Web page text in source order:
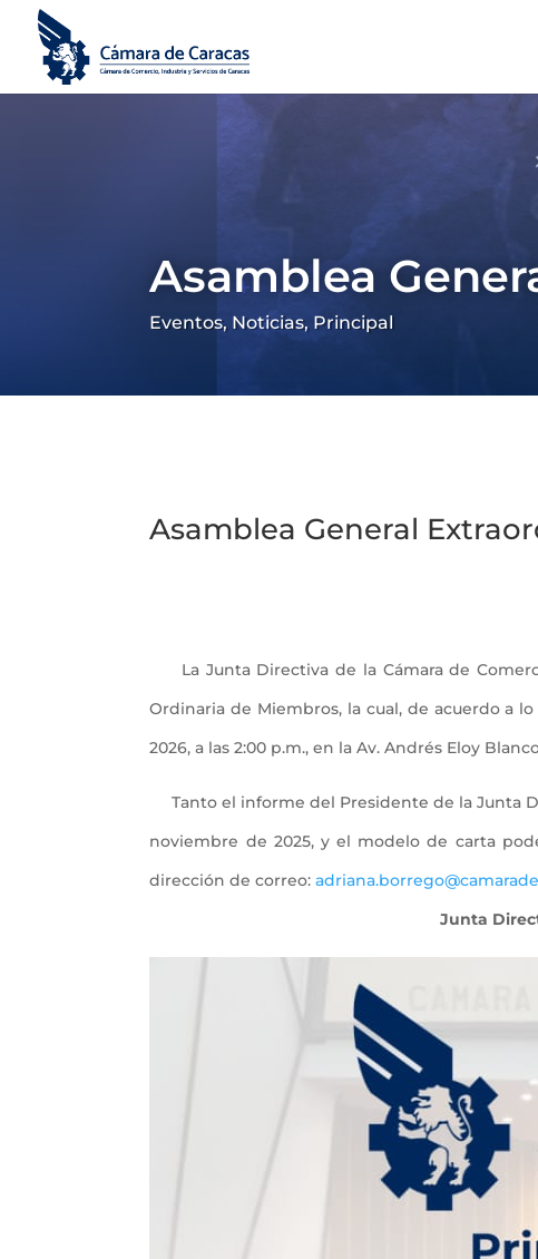
Asamblea
Eventos, Noticias, Principal
Asamblea General
La Junta Directiva de la Cámara de
Ordinaria de Miembros, la cual, de acuerdo a
2026, a las 2:00 p.m., en la Av. Andrés Eloy
Tanto el informe del Presidente de la Junta
noviembre de 2025, y el modelo de carta
dirección de correo:
Junta